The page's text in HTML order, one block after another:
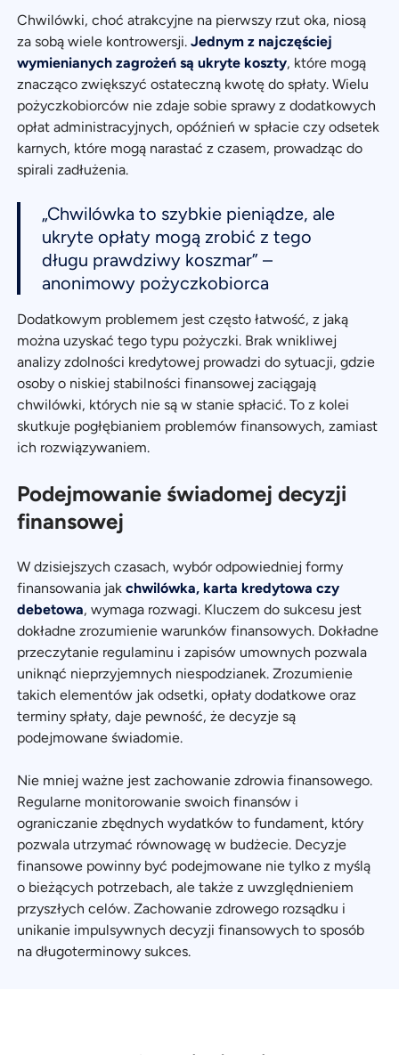
Chwilówki, choć atrakcyjne na pierwszy rzut oka, niosą
za sobą wiele kontrowersji.Jednym z najczęściej
wymienianych zagrożeń są ukryte koszty, które mogą
znacząco zwiększyć ostateczną kwotę do spłaty. Wielu
pożyczkobiorców nie zdaje sobie sprawy z dodatkowych
opłat administracyjnych, opóźnień w spłacie czy odsetek
karnych, które mogą narastać z czasem, prowadząc do
spirali zadłużenia.
„Chwilówka to szybkie pieniądze, ale
ukryte opłaty mogą zrobić z tego
długu prawdziwy koszmar” –
anonimowy pożyczkobiorca
Dodatkowym problemem jest często łatwość, z jaką
można uzyskać tego typu pożyczki. Brak wnikliwej
analizy zdolności kredytowej prowadzi do sytuacji, gdzie
osoby o niskiej stabilności finansowej zaciągają
chwilówki, których nie są w stanie spłacić. To z kolei
skutkuje pogłębianiem problemów finansowych, zamiast
ich rozwiązywaniem.
Podejmowanie świadomej decyzji
finansowej
W dzisiejszych czasach, wybór odpowiedniej formy
finansowania jakchwilówka, karta kredytowa czy
debetowa, wymaga rozwagi. Kluczem do sukcesu jest
dokładne zrozumienie warunków finansowych. Dokładne
przeczytanie regulaminu i zapisów umownych pozwala
uniknąć nieprzyjemnych niespodzianek. Zrozumienie
takich elementów jak odsetki, opłaty dodatkowe oraz
terminy spłaty, daje pewność, że decyzje są
podejmowane świadomie.
Nie mniej ważne jest zachowanie zdrowia finansowego.
Regularne monitorowanie swoich finansów i
ograniczanie zbędnych wydatków to fundament, który
pozwala utrzymać równowagę w budżecie. Decyzje
finansowe powinny być podejmowane nie tylko z myślą
o bieżących potrzebach, ale także z uwzględnieniem
przyszłych celów. Zachowanie zdrowego rozsądku i
unikanie impulsywnych decyzji finansowych to sposób
na długoterminowy sukces.